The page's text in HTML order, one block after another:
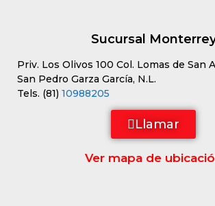
Sucursal
Priv. Los Olivos 100 Col. Lomas de San
San Pedro Garza García, N.L.
Tels. (81) 10988205
Llamar
Ver mapa de